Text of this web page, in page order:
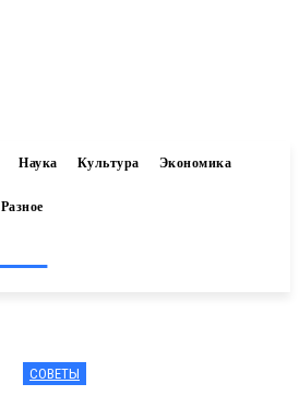
Наука Культура Экономика
Разное
СОВЕТЫ